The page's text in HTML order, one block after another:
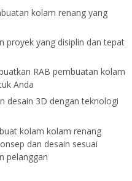
kolam renang yang
proyek yang disiplin dan tepat
RAB pembuatan kolam
Anda
desain 3D dengan teknologi
kolam kolam renang
dan desain sesuai
pelanggan